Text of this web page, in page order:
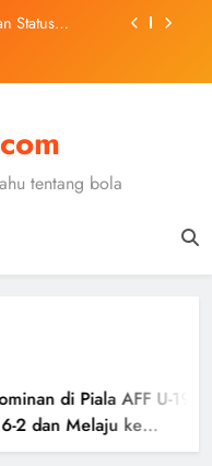
Salah, Tes
Kota Malang
WSL
Status
tentang bola
di Piala AFF U-19
2 dan Melaju ke